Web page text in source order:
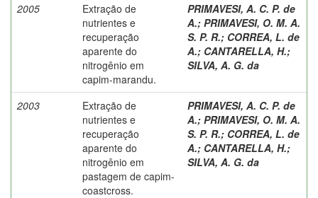
2005
Extração de
nutrientes e
recuperação
aparente do
nitrogênio em
capim-marandu.
PRIMAVESI, A. C. P. de
A.; PRIMAVESI, O. M. A.
S. P. R.; CORREA, L. de
A.; CANTARELLA, H.;
SILVA, A. G. da
2003
Extração de
nutrientes e
recuperação
aparente do
nitrogênio em
pastagem de capim-
coastcross.
PRIMAVESI, A. C. P. de
A.; PRIMAVESI, O. M. A.
S. P. R.; CORREA, L. de
A.; CANTARELLA, H.;
SILVA, A. G. da